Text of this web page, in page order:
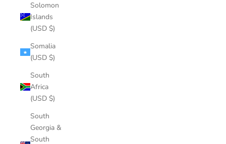
Solomon
Islands
(USD $)
Somalia
(USD $)
South
Africa
(USD $)
South
Georgia &
South